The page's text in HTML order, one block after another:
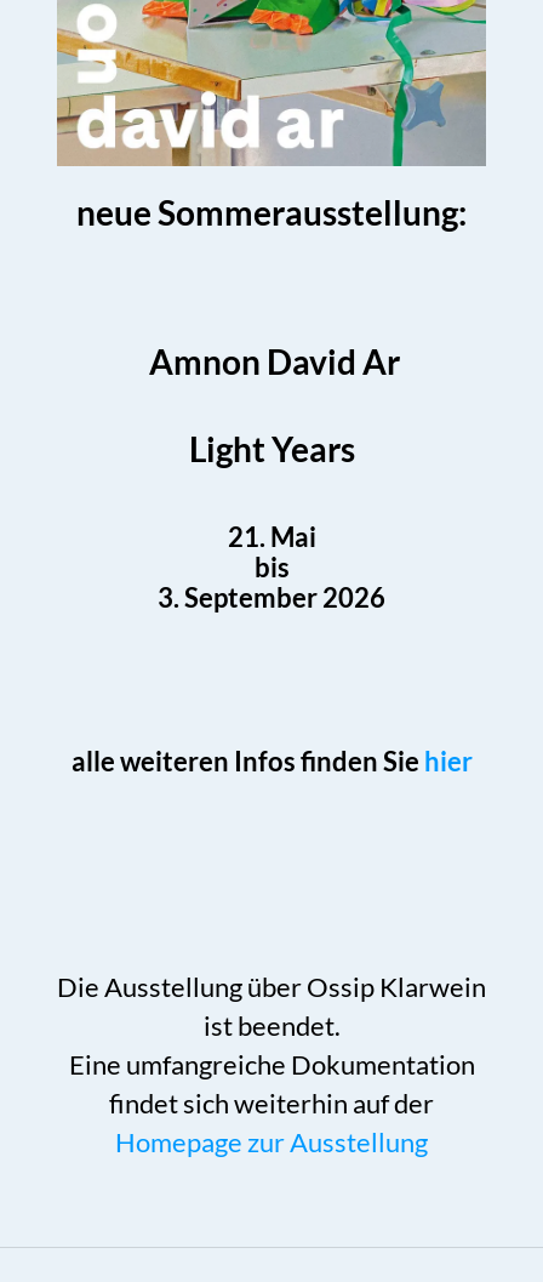
neue Sommerausstellung:
Amnon David Ar
Light Years
21. Mai
bis
3. September 2026
alle weiteren Infos finden Sie hier
Die Ausstellung über Ossip Klarwein
ist beendet.
Eine umfangreiche Dokumentation
findet sich weiterhin auf der
Homepage zur Ausstellung